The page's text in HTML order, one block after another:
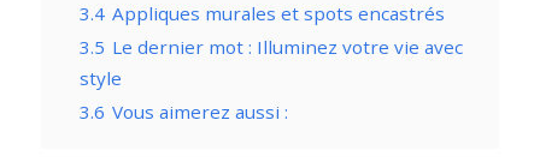
3.4 Appliques murales et spots encastrés
3.5 Le dernier mot : Illuminez votre vie avec
style
3.6 Vous aimerez aussi :